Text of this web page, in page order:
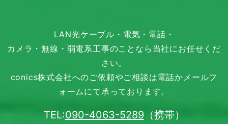
LAN光ケーブル・電気・電話・
カメラ・無線・弱電系工事のことなら当社にお任せくだ
さい。
conics株式会社へのご依頼やご相談は電話かメールフ
ォームにて承っております。
TEL:090-4063-5289（携帯）